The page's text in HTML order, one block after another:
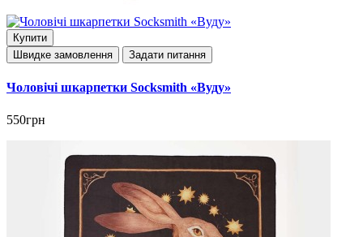
Купити
Швидке замовлення
Задати питання
Чоловічі шкарпетки Socksmith «Вуду»
550грн